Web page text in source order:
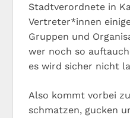
Stadtverordnete in
Vertreter*innen
Gruppen und
wer noch so
es wird sicher nicht
Also kommt vorbei
schmatzen, gucken